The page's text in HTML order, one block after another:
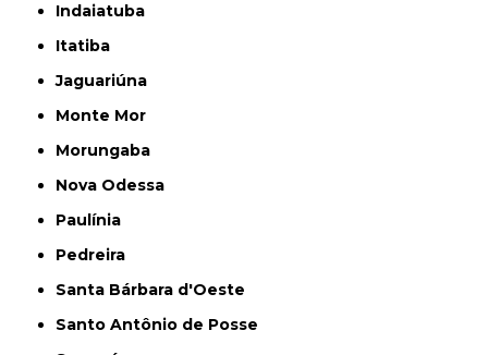
Indaiatuba
Itatiba
Jaguariúna
Monte Mor
Morungaba
Nova Odessa
Paulínia
Pedreira
Santa Bárbara d'Oeste
Santo Antônio de Posse